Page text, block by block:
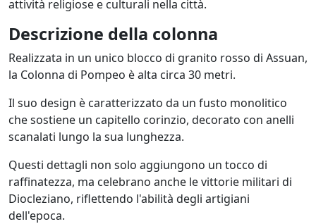
attività religiose e culturali nella città.
Descrizione della colonna
Realizzata in un unico blocco di granito rosso di Assuan,
la Colonna di Pompeo è alta circa 30 metri.
Il suo design è caratterizzato da un fusto monolitico
che sostiene un capitello corinzio, decorato con anelli
scanalati lungo la sua lunghezza.
Questi dettagli non solo aggiungono un tocco di
raffinatezza, ma celebrano anche le vittorie militari di
Diocleziano, riflettendo l'abilità degli artigiani
dell'epoca.